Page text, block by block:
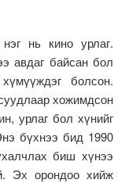
нь кино урлаг.
авдаг байсан бол
болсон.
хожимдсон
урлаг бол хүнийг
бүхнээ бид 1990
биш хүнээ
Эх орондоо хийж